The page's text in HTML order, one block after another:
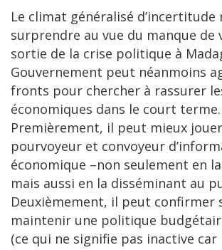
Le climat généralisé d’incertitude
surprendre au vue du manque de
sortie de la crise politique à
Gouvernement peut néanmoins
fronts pour chercher à rassurer
économiques dans le court terme.
Premièrement, il peut mieux
pourvoyeur et convoyeur
économique –non seulement en
mais aussi en la disséminant au
Deuxièmement, il peut confirmer
maintenir une politique
(ce qui ne signifie pas inactive car